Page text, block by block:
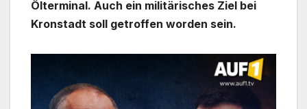
Ölterminal. Auch ein militärisches Ziel bei
Kronstadt soll getroffen worden sein.